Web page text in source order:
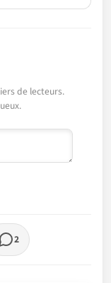
de lecteurs.
2